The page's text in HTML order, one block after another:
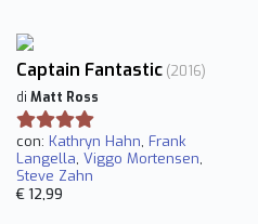
Captain Fantastic (2016)
di Matt Ross
con: Kathryn Hahn, Frank
Langella, Viggo Mortensen,
Steve Zahn
€ 12,99